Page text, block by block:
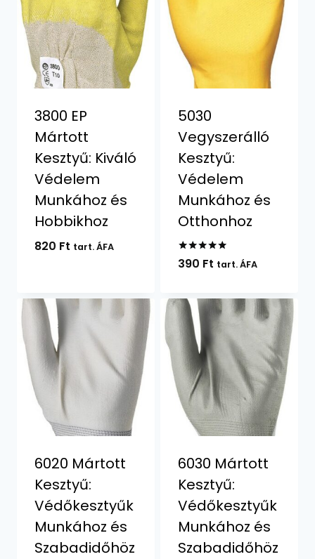
3800 EP
Mártott
Kesztyű: Kiváló
Védelem
Munkához és
Hobbikhoz
820 Ft tart. ÁFA
5030
Vegyszerálló
Kesztyű:
Védelem
Munkához és
Otthonhoz
Értékelés:
5.00
390 Ft tart. ÁFA
6020 Mártott
Kesztyű:
Védőkesztyűk
Munkához és
Szabadidőhöz
6030 Mártott
Kesztyű:
Védőkesztyűk
Munkához és
Szabadidőhöz